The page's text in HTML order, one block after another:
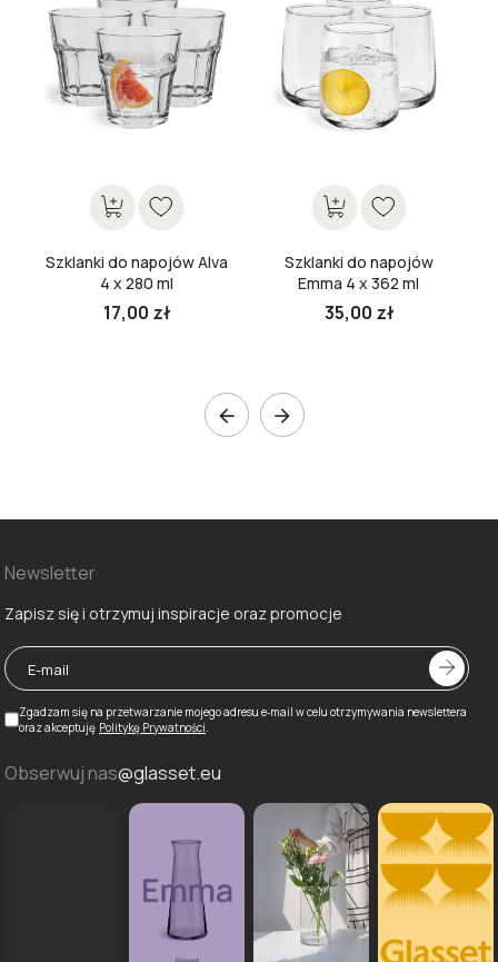
Szklanki do napojów Alva
4 x 280 ml
17,00 zł
Szklanki do napojów
Emma 4 x 362 ml
35,00 zł
 
Newsletter
Zapisz się i otrzymuj inspiracje oraz promocje
Zgadzam się na przetwarzanie mojego adresu e‑mail w celu otrzymywania newslettera
oraz akceptuję Politykę Prywatności
Obserwuj nas@glasset.eu